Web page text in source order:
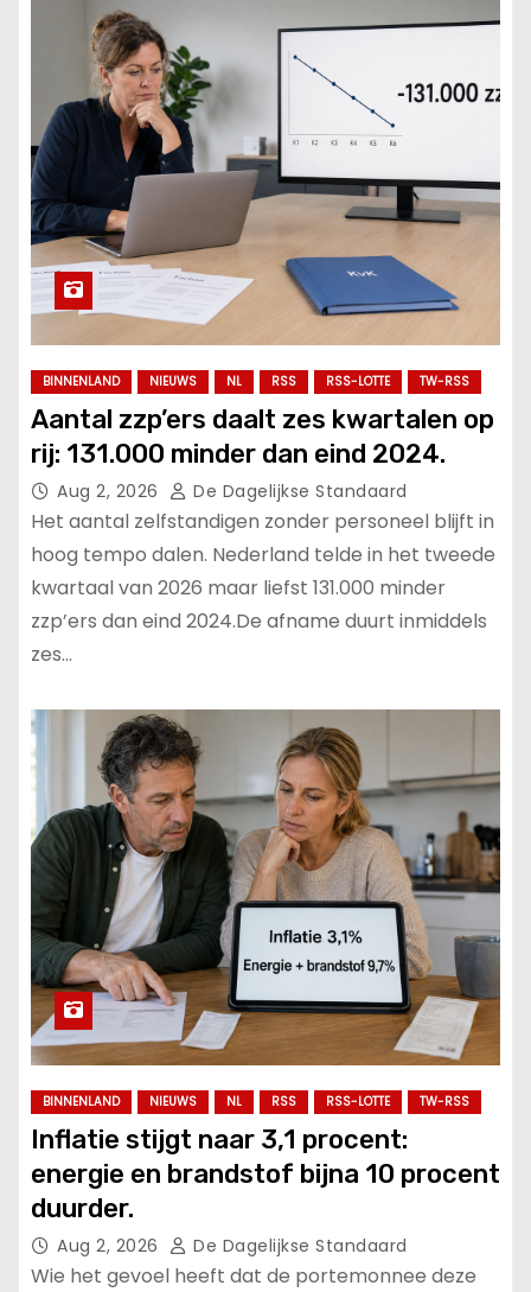
BINNENLAND NIEUWS NL RSS RSS-LOTTE TW-RSS
Aantal zzp’ers daalt zes kwartalen op
rij: 131.000 minder dan eind 2024.
Aug 2, 2026 De Dagelijkse Standaard
Het aantal zelfstandigen zonder personeel blijft in
hoog tempo dalen. Nederland telde in het tweede
kwartaal van 2026 maar liefst 131.000 minder
zzp’ers dan eind 2024.De afname duurt inmiddels
zes…
BINNENLAND NIEUWS NL RSS RSS-LOTTE TW-RSS
Inflatie stijgt naar 3,1 procent:
energie en brandstof bijna 10 procent
duurder.
Aug 2, 2026 De Dagelijkse Standaard
Wie het gevoel heeft dat de portemonnee deze